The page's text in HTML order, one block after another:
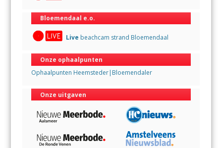
Bloemendaal e.o.
Live beachcam strand Bloemendaal
Onze ophaalpunten
Ophaalpunten Heemsteder|Bloemendaler
Onze uitgaven